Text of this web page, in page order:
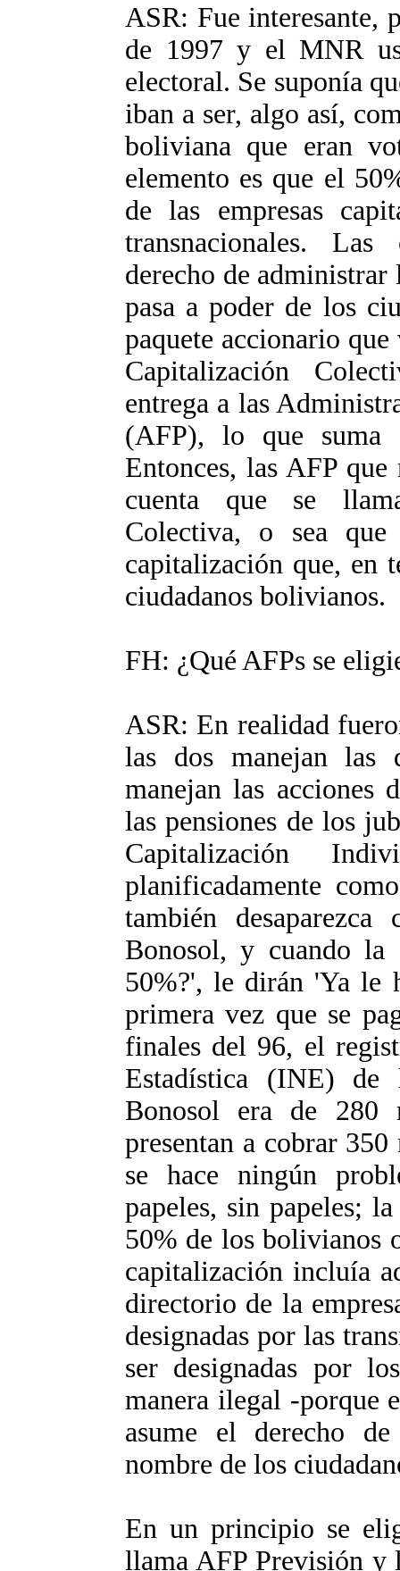
ASR: Fue interesante,
de 1997 y el MNR
electoral. Se suponía
iban a ser, algo así,
boliviana que eran
elemento es que el
de las empresas
transnacionales.
derecho de administrar
pasa a poder de los
paquete accionario
Capitalización
entrega a las
(AFP), lo que suma
Entonces, las AFP
cuenta que se
Colectiva, o sea
capitalización que, en
ciudadanos bolivianos.
FH: ¿Qué AFPs se
ASR: En realidad
las dos manejan las
manejan las acciones
las pensiones de los
Capitalización
planificadamente
también
Bonosol, y cuando la
50%?', le dirán 'Ya le
primera vez que se
finales del 96, el
Estadística (INE)
Bonosol era de
presentan a cobrar
se hace ningún
papeles, sin papeles;
50% de los bolivianos
capitalización incluía
directorio de la
designadas por las
ser designadas por
manera ilegal -porque
asume el derecho
nombre de los
En un principio se
llama AFP Previsión